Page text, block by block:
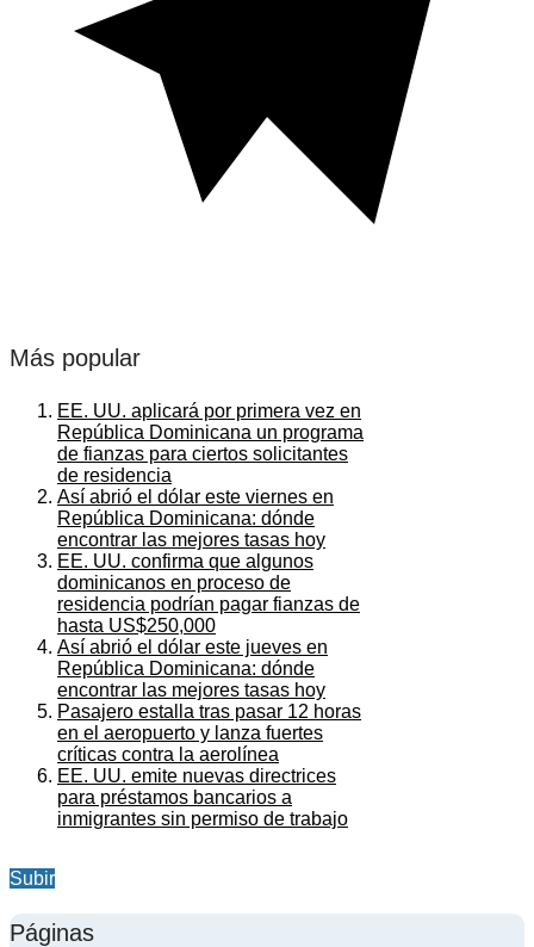
Más popular
EE. UU. aplicará por primera vez en
República Dominicana un programa
de fianzas para ciertos solicitantes
de residencia
Así abrió el dólar este viernes en
República Dominicana: dónde
encontrar las mejores tasas hoy
EE. UU. confirma que algunos
dominicanos en proceso de
residencia podrían pagar fianzas de
hasta US$250,000
Así abrió el dólar este jueves en
República Dominicana: dónde
encontrar las mejores tasas hoy
Pasajero estalla tras pasar 12 horas
en el aeropuerto y lanza fuertes
críticas contra la aerolínea
EE. UU. emite nuevas directrices
para préstamos bancarios a
inmigrantes sin permiso de trabajo
Subir
Páginas